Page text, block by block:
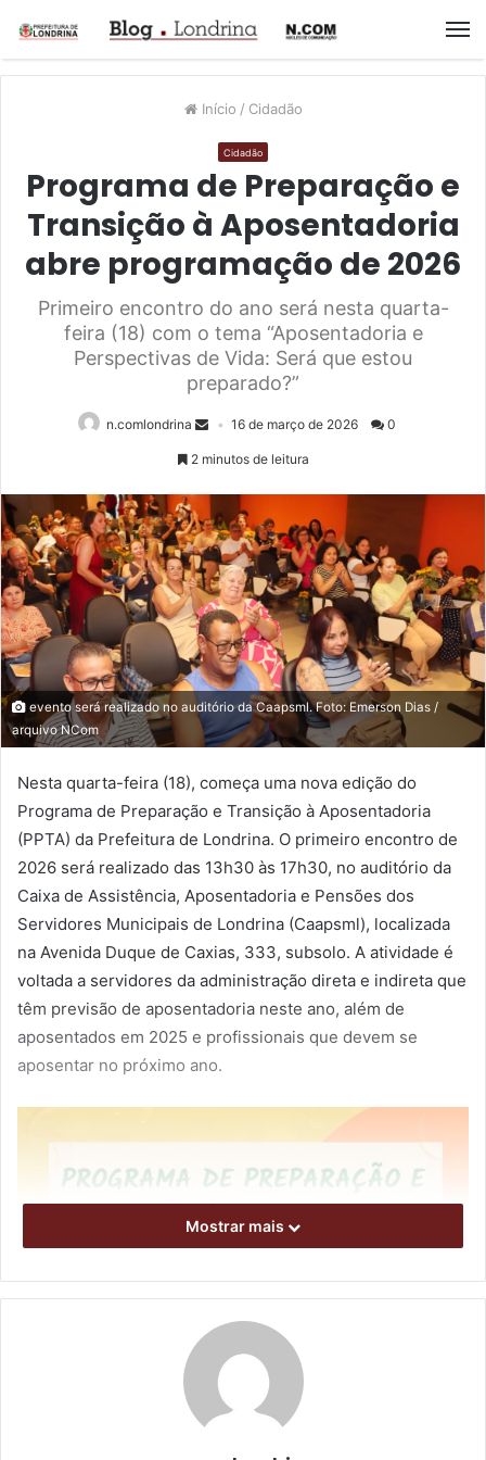
Início / Cidadão
Cidadão
Programa de Preparação e
Transição à Aposentadoria
abre programação de 2026
Primeiro encontro do ano será nesta quarta-
feira (18) com o tema “Aposentadoria e
Perspectivas de Vida: Será que estou
preparado?”
n.comlondrina 16 de março de 2026 0
2 minutos de leitura
evento será realizado no auditório da Caapsml. Foto: Emerson Dias /
arquivo NCom
Nesta quarta-feira (18), começa uma nova edição do
Programa de Preparação e Transição à Aposentadoria
(PPTA) da Prefeitura de Londrina. O primeiro encontro de
2026 será realizado das 13h30 às 17h30, no auditório da
Caixa de Assistência, Aposentadoria e Pensões dos
Servidores Municipais de Londrina (Caapsml), localizada
na Avenida Duque de Caxias, 333, subsolo. A atividade é
voltada a servidores da administração direta e indireta que
têm previsão de aposentadoria neste ano, além de
aposentados em 2025 e profissionais que devem se
aposentar no próximo ano.
Mostrar mais